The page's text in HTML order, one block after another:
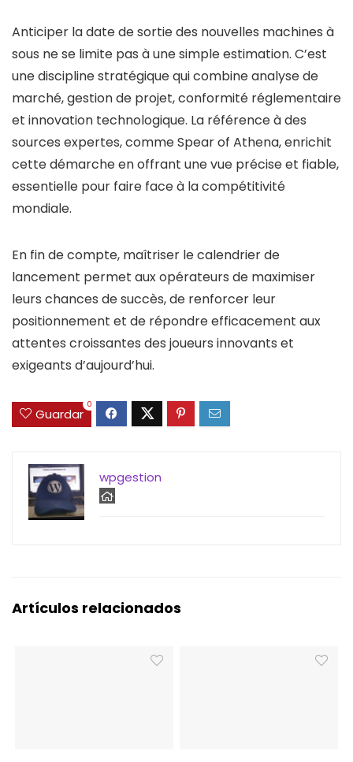
Anticiper la date de sortie des nouvelles machines à
sous ne se limite pas à une simple estimation. C’est
une discipline stratégique qui combine analyse de
marché, gestion de projet, conformité réglementaire
et innovation technologique. La référence à des
sources expertes, comme Spear of Athena, enrichit
cette démarche en offrant une vue précise et fiable,
essentielle pour faire face à la compétitivité
mondiale.
En fin de compte, maîtriser le calendrier de
lancement permet aux opérateurs de maximiser
leurs chances de succès, de renforcer leur
positionnement et de répondre efficacement aux
attentes croissantes des joueurs innovants et
exigeants d’aujourd’hui.
Guardar
0
wpgestion
Artículos relacionados